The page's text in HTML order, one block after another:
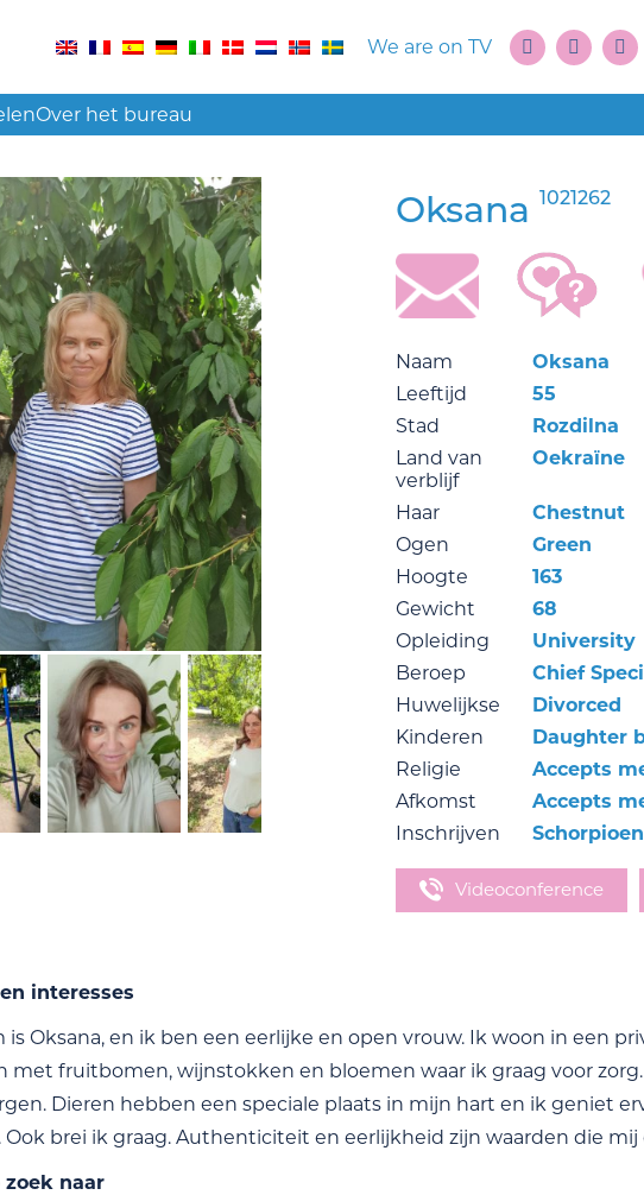
We are on TV
Over het bureau
Oksana 1021262
Naam
Oksana
Leeftijd
55
Stad
Rozdilna
Land van
verblijf
Oekraïne
Haar
Chestnut
Ogen
Green
Hoogte
163
Gewicht
68
Opleiding
University
Beroep
Chief
Huwelijkse
Divorced
Kinderen
Daughter
Religie
Accepts
Afkomst
Accepts
Inschrijven
Schorpioen
Videoconference
interesses
is Oksana, en ik ben een eerlijke en open vrouw. Ik woon in een
met fruitbomen, wijnstokken en bloemen waar ik graag voor
Dieren hebben een speciale plaats in mijn hart en ik geniet
Ook brei ik graag. Authenticiteit en eerlijkheid zijn waarden die
zoek naar